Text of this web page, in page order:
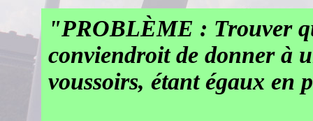
"PROBLÈME : Trouver
conviendroit de donner à
voussoirs, étant égaux en